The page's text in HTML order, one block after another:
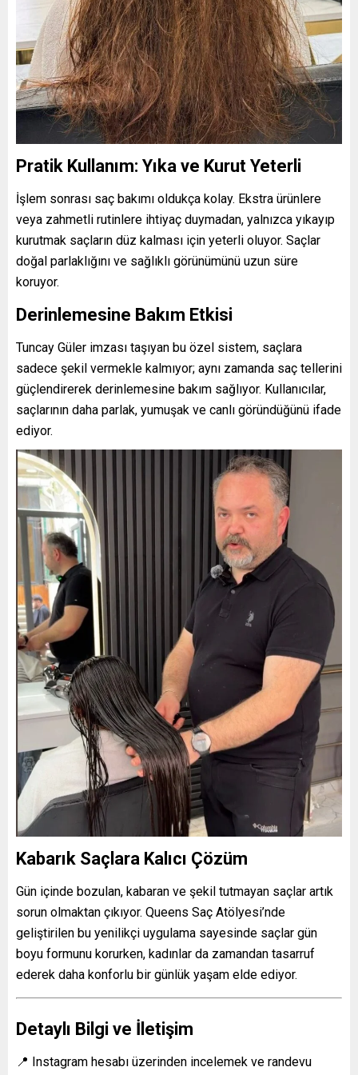
Pratik Kullanım: Yıka ve Kurut Yeterli
İşlem sonrası saç bakımı oldukça kolay. Ekstra ürünlere
veya zahmetli rutinlere ihtiyaç duymadan, yalnızca yıkayıp
kurutmak saçların düz kalması için yeterli oluyor. Saçlar
doğal parlaklığını ve sağlıklı görünümünü uzun süre
koruyor.
Derinlemesine Bakım Etkisi
Tuncay Güler imzası taşıyan bu özel sistem, saçlara
sadece şekil vermekle kalmıyor; aynı zamanda saç tellerini
güçlendirerek derinlemesine bakım sağlıyor. Kullanıcılar,
saçlarının daha parlak, yumuşak ve canlı göründüğünü ifade
ediyor.
Kabarık Saçlara Kalıcı Çözüm
Gün içinde bozulan, kabaran ve şekil tutmayan saçlar artık
sorun olmaktan çıkıyor. Queens Saç Atölyesi’nde
geliştirilen bu yenilikçi uygulama sayesinde saçlar gün
boyu formunu korurken, kadınlar da zamandan tasarruf
ederek daha konforlu bir günlük yaşam elde ediyor.
Detaylı Bilgi ve İletişim
📍 Instagram hesabı üzerinden incelemek ve randevu